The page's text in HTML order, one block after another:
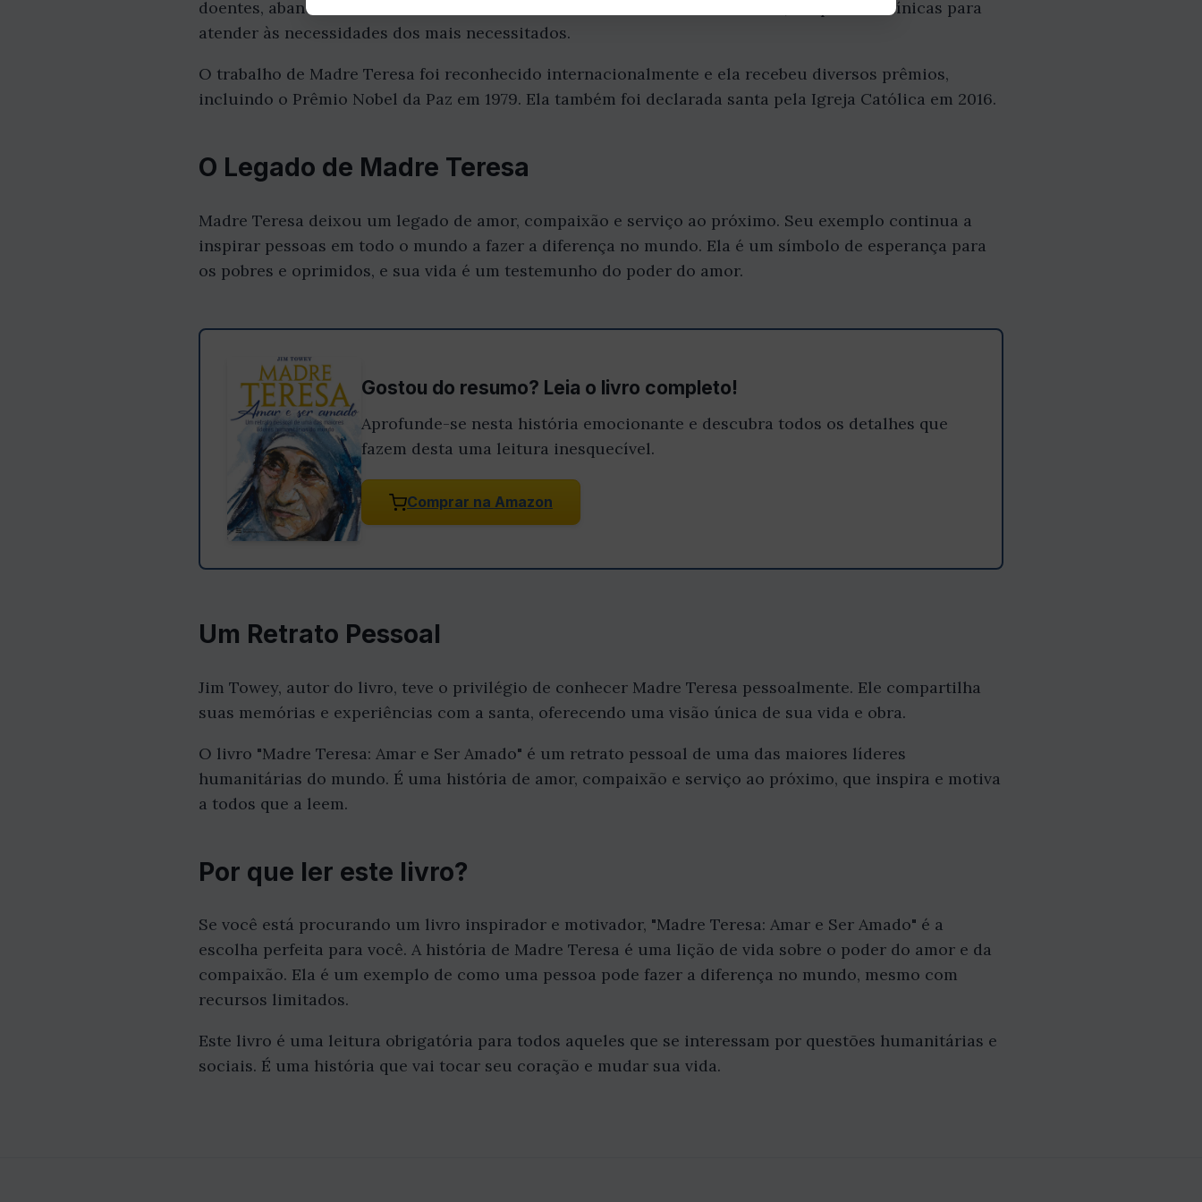
doentes, abandonadas e moribundas. Madre Teresa também fundou escolas, hospitais e clínicas para
atender às necessidades dos mais necessitados.
O trabalho de Madre Teresa foi reconhecido internacionalmente e ela recebeu diversos prêmios,
incluindo o Prêmio Nobel da Paz em 1979. Ela também foi declarada santa pela Igreja Católica em 2016.
O Legado de Madre Teresa
Madre Teresa deixou um legado de amor, compaixão e serviço ao próximo. Seu exemplo continua a
inspirar pessoas em todo o mundo a fazer a diferença no mundo. Ela é um símbolo de esperança para
os pobres e oprimidos, e sua vida é um testemunho do poder do amor.
Gostou do resumo? Leia o livro completo!
Aprofunde-se nesta história emocionante e descubra todos os detalhes que
fazem desta uma leitura inesquecível.
Comprar na Amazon
Um Retrato Pessoal
Jim Towey, autor do livro, teve o privilégio de conhecer Madre Teresa pessoalmente. Ele compartilha
suas memórias e experiências com a santa, oferecendo uma visão única de sua vida e obra.
O livro "Madre Teresa: Amar e Ser Amado" é um retrato pessoal de uma das maiores líderes
humanitárias do mundo. É uma história de amor, compaixão e serviço ao próximo, que inspira e motiva
a todos que a leem.
Por que ler este livro?
Se você está procurando um livro inspirador e motivador, "Madre Teresa: Amar e Ser Amado" é a
escolha perfeita para você. A história de Madre Teresa é uma lição de vida sobre o poder do amor e da
compaixão. Ela é um exemplo de como uma pessoa pode fazer a diferença no mundo, mesmo com
recursos limitados.
Este livro é uma leitura obrigatória para todos aqueles que se interessam por questões humanitárias e
sociais. É uma história que vai tocar seu coração e mudar sua vida.